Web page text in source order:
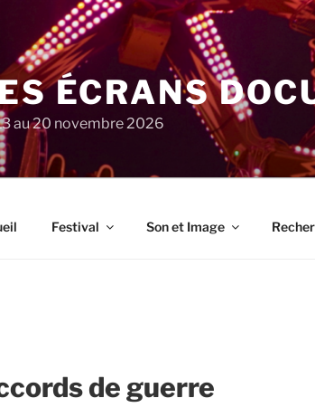
ÉCRANS
au 20 novembre 2026
Festival Son et Image
de guerre